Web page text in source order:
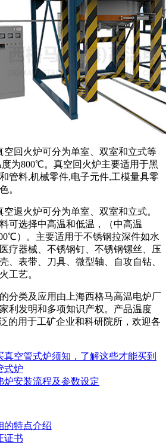
空回火炉可分为单室、双室和立式等
为800℃。真空回火炉主要适用于黑
管料,机械零件,电子元件,工模量具零
。
空退火炉可分为单室、双室和立式。
可选择中高温和低温，（中高温
℃）。主要适用于不锈钢拉深件如水
疗器械、不锈钢钉、不锈钢镙丝、压
、表带、刀具、微型轴、自攻自钻、
工艺。
类及应用由上海西格马高温电炉厂
利发明和多项知识产权。产品温度
的用于工矿企业和科研院所，欢迎各
真空管式炉须知，了解这些才能买到
式炉
炉安装流程及参数设定
的特点介绍
证书